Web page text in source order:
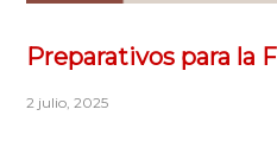
Preparativos para la
2 julio, 2025